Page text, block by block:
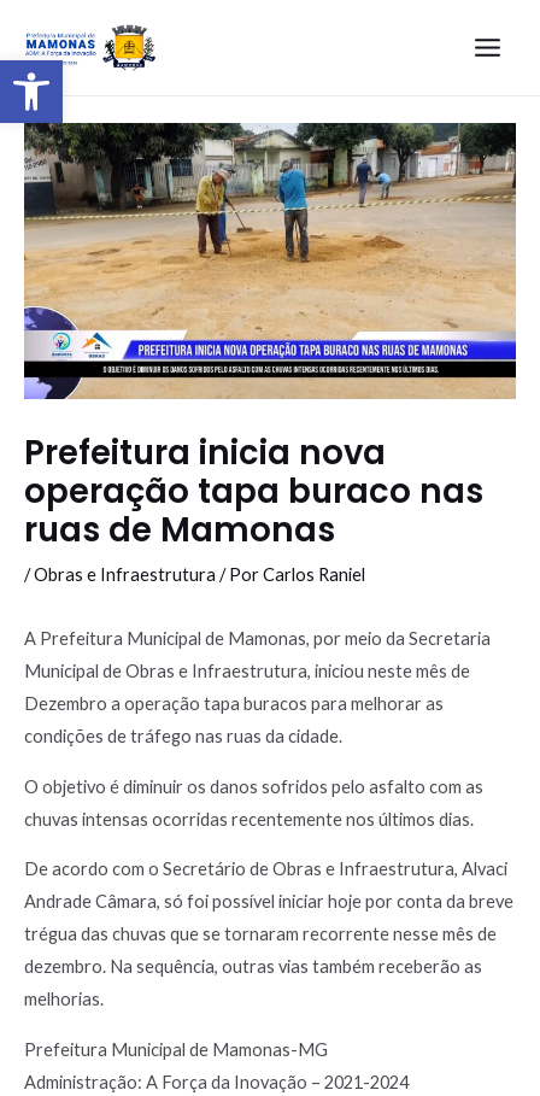
Barra de Ferramentas Aberta
Prefeitura inicia nova
operação tapa buraco nas
ruas de Mamonas
/Obras e Infraestrutura / PorCarlos Raniel
A Prefeitura Municipal de Mamonas, por meio da Secretaria
Municipal de Obras e Infraestrutura, iniciou neste mês de
Dezembro a operação tapa buracos para melhorar as
condições de tráfego nas ruas da cidade.
O objetivo é diminuir os danos sofridos pelo asfalto com as
chuvas intensas ocorridas recentemente nos últimos dias.
De acordo com o Secretário de Obras e Infraestrutura, Alvaci
Andrade Câmara, só foi possível iniciar hoje por conta da breve
trégua das chuvas que se tornaram recorrente nesse mês de
dezembro. Na sequência, outras vias também receberão as
melhorias.
Prefeitura Municipal de Mamonas-MG
Administração: A Força da Inovação – 2021-2024